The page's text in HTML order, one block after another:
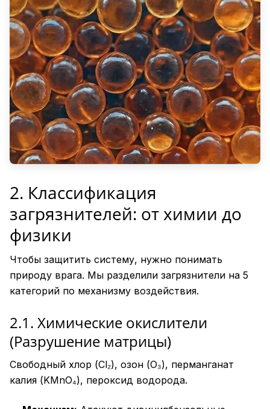
2. Классификация
загрязнителей: от химии до
физики
Чтобы защитить систему, нужно понимать
природу врага. Мы разделили загрязнители на 5
категорий по механизму воздействия.
2.1. Химические окислители
(Разрушение матрицы)
Свободный хлор (Cl₂), озон (O₃), перманганат
калия (KMnO₄), пероксид водорода.